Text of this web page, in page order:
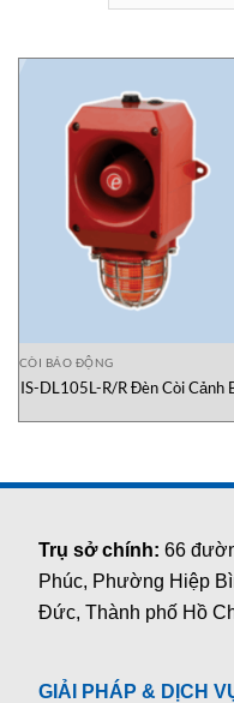
CÒI BÁO ĐỘNG
IS-DL105L-R/R Đèn Còi Cảnh
Trụ sở chính:66
Phúc, Phường Hiệp
Đức, Thành phố Hồ
GIẢI PHÁP & DỊCH